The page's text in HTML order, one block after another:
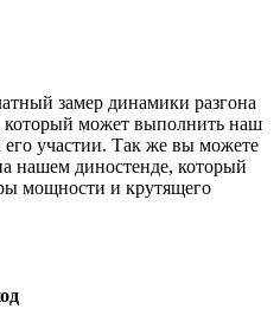
замер динамики разгона
может выполнить наш
участии. Так же вы можете
нашем диностенде, который
мощности и крутящего